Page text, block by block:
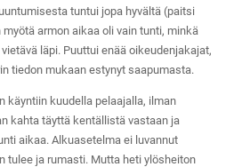
tuntui jopa hyvältä (paitsi
armon aikaa oli vain tunti, minkä
läpi. Puuttui enää oikeudenjakajat,
tiedon mukaan estynyt saapumasta.
käyntiin kuudella pelaajalla, ilman
kahta täyttä kentällistä vastaan ja
aikaa. Alkuasetelma ei luvannut
tulee ja rumasti. Mutta heti ylösheiton